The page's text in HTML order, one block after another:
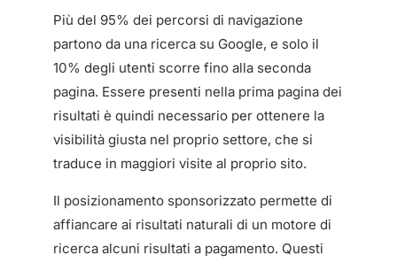
Più del 95% dei percorsi di navigazione
partono da una ricerca su Google, e solo il
10% degli utenti scorre fino alla seconda
pagina. Essere presenti nella prima pagina dei
risultati è quindi necessario per ottenere la
visibilità giusta nel proprio settore, che si
traduce in maggiori visite al proprio sito.
Il posizionamento sponsorizzato permette di
affiancare ai risultati naturali di un motore di
ricerca alcuni risultati a pagamento. Questi